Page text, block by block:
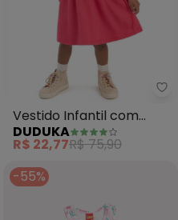
Duduka - Vestido Infantil (Rosa)
Vestido Infantil com
Babados (Rosa)
DUDUKA
R$ 22,77R$ 75,90
-55%